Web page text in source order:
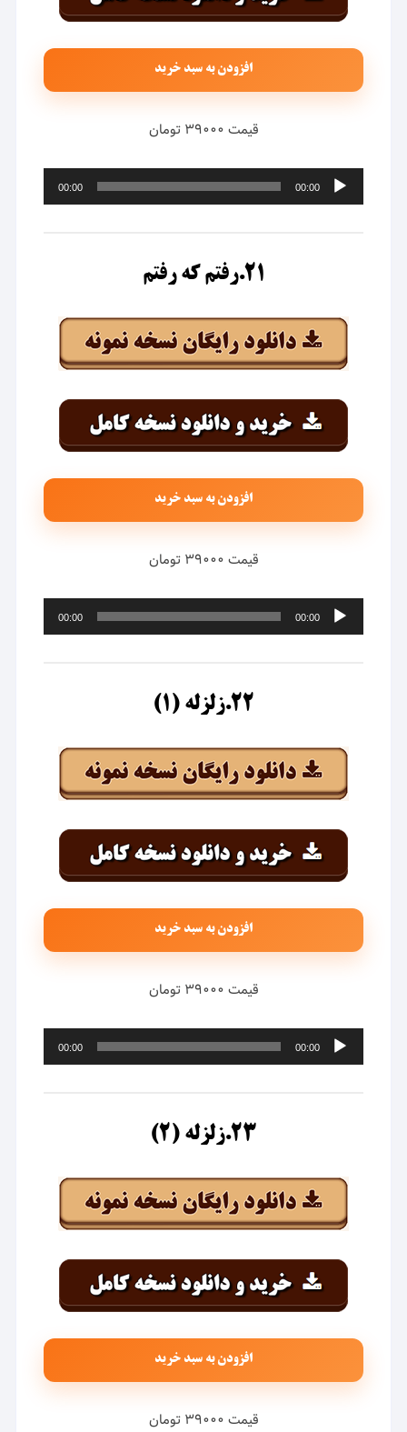
افزودن به سبد خرید
قیمت ۳۹۰۰۰ تومان
پخش‌کننده
صوت
00:00
00:00
۲۱.رفتم که رفتم
افزودن به سبد خرید
قیمت ۳۹۰۰۰ تومان
پخش‌کننده
صوت
00:00
00:00
۲۲.زلزله (۱)
افزودن به سبد خرید
قیمت ۳۹۰۰۰ تومان
پخش‌کننده
صوت
00:00
00:00
۲۳.زلزله (۲)
افزودن به سبد خرید
قیمت ۳۹۰۰۰ تومان